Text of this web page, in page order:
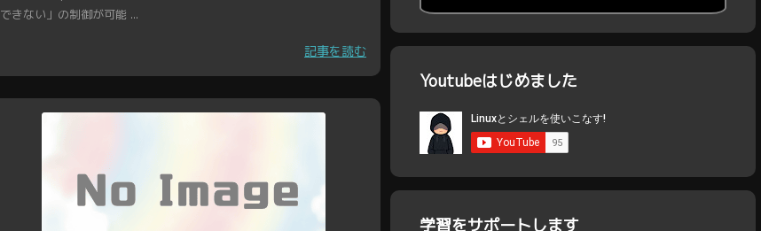
できない」の制御が可能 ...
記事を読む
Youtubeはじめました
学習をサポートします